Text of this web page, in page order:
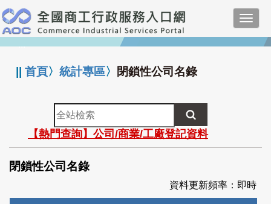
跳
到
主
要
:::
||首頁〉統計專區〉 閉鎖性公司名錄
全
站
檢
索
【熱門查詢】公司/商業/工廠登記資料
閉鎖性公司名錄
資料更新頻率：即時